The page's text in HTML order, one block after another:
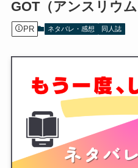
GOT（アンスリウム
PR ネタバレ・感想 同人誌